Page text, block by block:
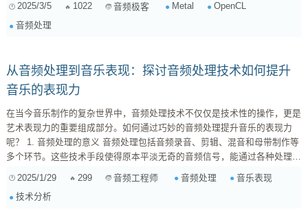
处理，并提供一些实战技巧和代码示例。 Metal 与 OpenCL 概述 1. Metal
Metal 是苹果公司推出的高性能图形和计算框架，专为 macOS 和 i...
2025/3/5 1022 音频极客 Metal
OpenCL
音频处理
从音频处理到音乐表现：探讨音频处理技术如何提升
音乐的表现力
在当今音乐制作的复杂世界中，音频处理技术不仅仅是技术性的操作，更是
艺术表现力的重要组成部分。如何通过巧妙的音频处理提升音乐的表现力
呢？ 1. 音频处理的意义 音频处理包括音频录音、剪辑、混音和母带制作等
多个环节。这些技术手段使得原本平淡无奇的音频信号，能通过各种处理手
时，会特别关注人声的清晰度与存在感，精心调整动态范围与频段，使得每
一个细微的情感都被完美捕捉。 2. 频率与情感的关系 音乐的情感传达，往
2025/1/29 299 音频工程师 音频处理
音乐表现
技术分析